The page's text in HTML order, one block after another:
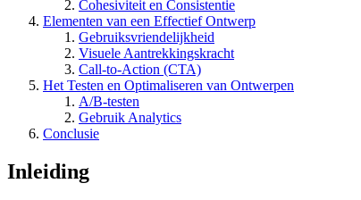
Cohesiviteit en Consistentie
Elementen van een Effectief Ontwerp
Gebruiksvriendelijkheid
Visuele Aantrekkingskracht
Call-to-Action (CTA)
Het Testen en Optimaliseren van Ontwerpen
A/B-testen
Gebruik Analytics
Conclusie
Inleiding